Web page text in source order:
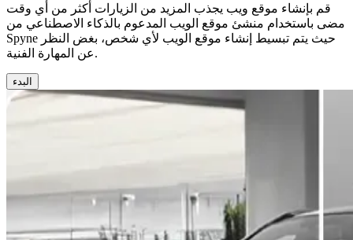
قم بإنشاء موقع ويب يجذب المزيد من الزيارات أكثر من أي وقت
مضى باستخدام منشئ موقع الويب المدعوم بالذكاء الاصطناعي من
Spyne حيث يتم تبسيط إنشاء موقع الويب لأي شخص، بغض النظر
عن المهارة الفنية.
البدء